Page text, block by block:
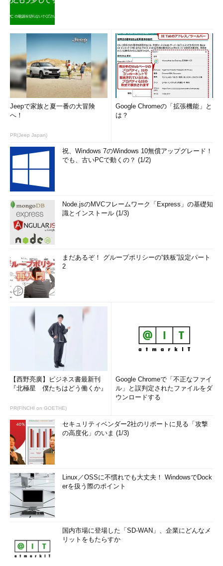
体である。
さらに、フォントがある。UnicodeやJISコードには、元号を
一文字で表現する文字（Unicodeなどでは合字という）がある。
例えば、「平成」を全角1文字分にまとめたようなものだ。新元
号が決まらないと文字の字形は決まらないものの、すでに新元号
の合字に割り当てるコードはU+32FFとして決定している。これ
に応じて、文字を表示するためのフォントファイルも更新が必要
になる。
新元号を1文字で表す合字はUnicodeのU+32FFとしてすでに
予約されており、それが使われることになっている（Unico
deについては、Tech Basics「
照のこと）。そのため、フォントベンダーが対応すれば漢字
1文字で表示できる。Microsoftは、Windows OSやOfficeな
新を行うことになっている。しかし、サードパーティー製の
フォントについては、フォントベンダーの対応待ちになる。
また、Windows OSなどに関連する「サービス」にも影響があ
る。Outlookと同じような予定表機能がある「Outlook.com」も
新元号の影響を受ける。Windows Azureやその他のMicrosoftの
サービスにも影響があるだろう。その他、ソフトウェア開発に利
用するソフトウェアなどにも影響が及ぶ。
新元号に対してマイクロソフトは何をしてくれるのか？
マイクロソフトは、新元号への対応として以下のソフトウェア
などのアップデートを予定している。
Windows（Windows 7～10が対象）
.NET Framework（Ver.3.5、4.5.2、4.6以降）
パッケージ版Office（2010～2019）、Office 365
サービス（Microsoft Azureなど）
対象は、2019年5月1日時点で延長サポートが終了していない製
品となる。つまり、サポートの終了した製品については、新元号
への対応は何も行われない。また、Microsoftは、サポート対象
であっても、シフトJIS関連の機能については、新元号への対応
は行われないとしている。これは、具体的には、新元号を表す
「合字」などには、シフトJISのコードを割り当てるなどの仕様
の変更が行われないことになる（Unicodeの文字コードやそのフ
ォントはサポートされる。ただしマイクロソフトが配布していな
Jeepで家族と夏一番の大冒険
へ！
PR(Jeep Japan)
Google Chromeの「拡張機能」と
は？
祝、Windows 7のWindows 10無償アップグレード！
でも、古いPCで動くの？ (1/2)
Node.jsのMVCフレームワーク「Express」の基礎知
識とインストール (1/3)
まだあるぞ！ グループポリシーの“鉄板”設定パート
2
【西野亮廣】ビジネス書最新刊
『北極星 僕たちはどう働くか』
PR(FINCHI on GOETHE)
Google Chromeで「不正なファイ
ル」と誤判定されたファイルをダ
ウンロードする
セキュリティベンダー2社のリポートに見る「攻撃
の高度化」のいま (1/3)
Linux／OSSに不慣れでも大丈夫！ WindowsでDock
erを扱う際のポイント
国内市場に登場した「SD-WAN」、企業にどんなメ
リットをもたらすか